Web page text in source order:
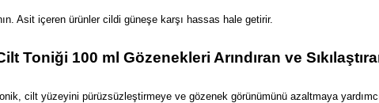
Asit içeren ürünler cildi güneşe karşı hassas hale getirir.
Toniği 100 ml Gözenekleri Arındıran ve
cilt yüzeyini pürüzsüzleştirmeye ve gözenek görünümünü azaltmaya